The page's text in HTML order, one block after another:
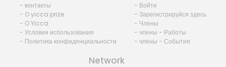
- контакты
- O yicca prize
- O Yicca
- Условия использования
- Политика конфиденциальности
- Войти
- Зарегистрируйся здесь
- Члены
- члены - Работы
- члены - События
Network